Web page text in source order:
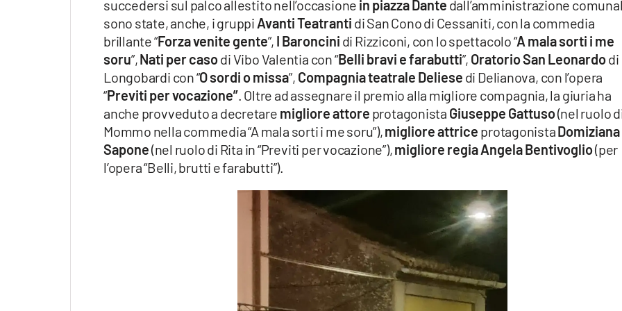
succedersi sul palco allestito nell’occasione in piazza Dante dall’amministrazione
sono state, anche, i gruppi Avanti Teatranti di San Cono di Cessaniti, con la commedia
brillante “Forza venite gente”, I Baroncini di Rizziconi, con lo spettacolo “A mala sorti i me
soru”,Nati per casodi Vibo Valentia con “Belli bravi e farabutti”, Oratorio San Leonardodi
Longobardi con “O sordi o missa”, Compagnia teatrale Deliese di Delianova, con l’opera
“Previti per vocazione”. Oltre ad assegnare il premio alla migliore compagnia, la giuria ha
anche provveduto a decretare migliore attore protagonista Giuseppe Gattuso(nel ruolo
Mommo nella commedia “A mala sorti i me soru”),migliore attrice protagonistaDomiziana
Sapone(nel ruolo di Rita in “Previti per vocazione”),migliore regia Angela Bentivoglio(per
l’opera “Belli, brutti e farabutti”).